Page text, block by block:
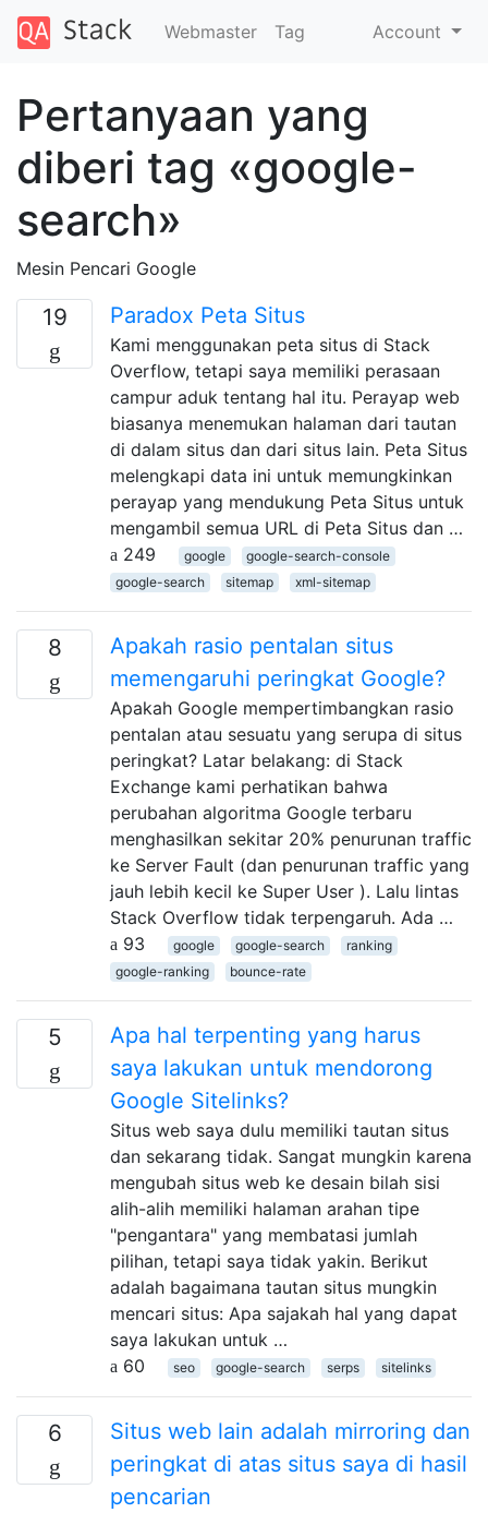
Webmaster Tag Account
Pertanyaan yang
diberi tag «google-
search»
Mesin Pencari Google
19 Paradox Peta Situs
Kami menggunakan peta situs di Stack
Overflow, tetapi saya memiliki perasaan
campur aduk tentang hal itu. Perayap web
biasanya menemukan halaman dari tautan
di dalam situs dan dari situs lain. Peta Situs
melengkapi data ini untuk memungkinkan
perayap yang mendukung Peta Situs untuk
mengambil semua URL di Peta Situs dan …
249
google
google-search-console
google-search
sitemap xml-sitemap
8
Apakah rasio pentalan situs
memengaruhi peringkat Google?
Apakah Google mempertimbangkan rasio
pentalan atau sesuatu yang serupa di situs
peringkat? Latar belakang: di Stack
Exchange kami perhatikan bahwa
perubahan algoritma Google terbaru
menghasilkan sekitar 20% penurunan traffic
ke Server Fault (dan penurunan traffic yang
jauh lebih kecil ke Super User ). Lalu lintas
Stack Overflow tidak terpengaruh. Ada …
93
google google-search
ranking
google-ranking
bounce-rate
5
Apa hal terpenting yang harus
saya lakukan untuk mendorong
Google Sitelinks?
Situs web saya dulu memiliki tautan situs
dan sekarang tidak. Sangat mungkin karena
mengubah situs web ke desain bilah sisi
alih-alih memiliki halaman arahan tipe
"pengantara" yang membatasi jumlah
pilihan, tetapi saya tidak yakin. Berikut
adalah bagaimana tautan situs mungkin
mencari situs: Apa sajakah hal yang dapat
saya lakukan untuk …
60
seo google-search serps sitelinks
6
Situs web lain adalah mirroring dan
peringkat di atas situs saya di hasil
pencarian